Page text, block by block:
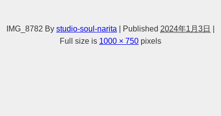
IMG_8782 By studio-soul-narita Published 2024年1月3日
Full size is 1000 × 750 pixels